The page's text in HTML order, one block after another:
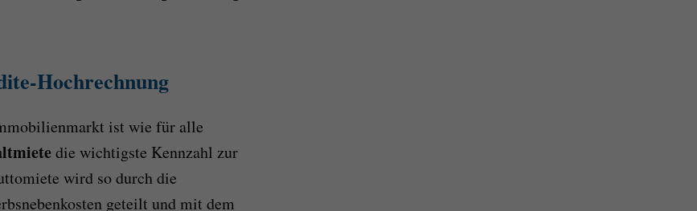
Hochrechnung
ist wie für alle
die wichtigste Kennzahl zur
wird so durch die
geteilt und mit dem